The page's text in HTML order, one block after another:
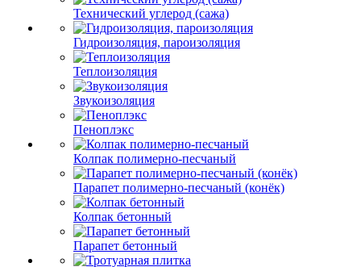
Технический углерод (сажа)
Гидроизоляция, пароизоляция
Теплоизоляция
Звукоизоляция
Пеноплэкс
Колпак полимерно-песчаный
Парапет полимерно-песчаный (конёк)
Колпак бетонный
Парапет бетонный